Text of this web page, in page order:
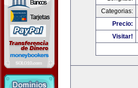
Categorias:
Precio:
Visitar!